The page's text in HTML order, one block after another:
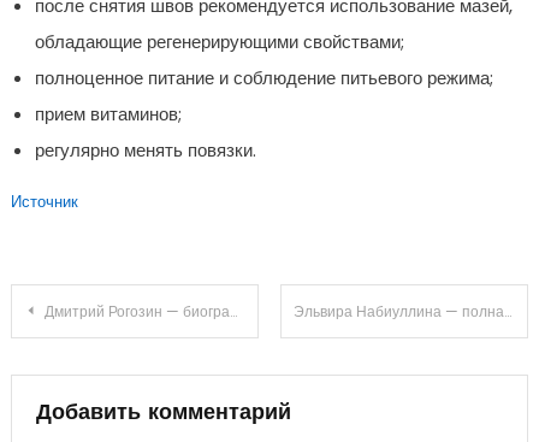
после снятия швов рекомендуется использование мазей,
обладающие регенерирующими свойствами;
полноценное питание и соблюдение питьевого режима;
прием витаминов;
регулярно менять повязки.
Источник
Навигация
записям
Дмитрий Рогозин — биография, основные достижения и политическая карьера лидера российской космической отрасли, стратега и международного дипломата Эльвира Набиуллина — полная биография, личная жизнь, карьера и впечатляющие достижения в сфере экономики
Добавить комментарий